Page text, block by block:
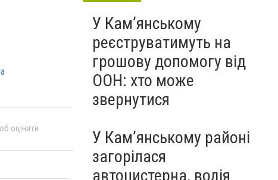
оцінити
У Кам’янському
реєструватимуть на
грошову допомогу від
ООН: хто може
звернутися
У Кам’янському районі
загорілася
автоцистерна, водія